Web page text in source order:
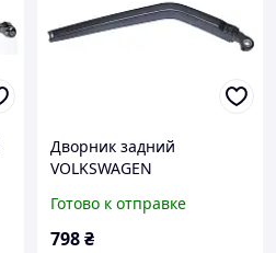
Дворник задний
VOLKSWAGEN
(ФОЛЬКСВАГЕН
ТРАНСПОРТЕР Т5)
Готово к отправке
798₴